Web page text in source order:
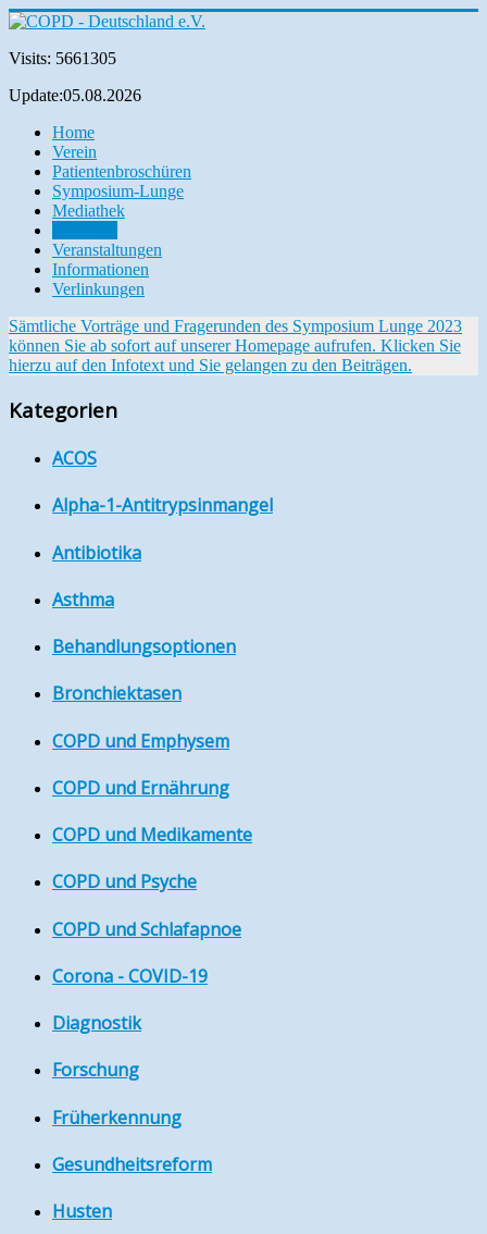
Visits: 5661305
Update:05.08.2026
Home
Verein
Patientenbroschüren
Symposium-Lunge
Mediathek
Veranstaltungen
Informationen
Verlinkungen
Sämtliche Vorträge und Fragerunden des Symposium Lunge 2023
können Sie ab sofort auf unserer Homepage aufrufen. Klicken Sie
hierzu auf den Infotext und Sie gelangen zu den Beiträgen.
Kategorien
ACOS
Alpha-1-Antitrypsinmangel
Antibiotika
Asthma
Behandlungsoptionen
Bronchiektasen
COPD und Emphysem
COPD und Ernährung
COPD und Medikamente
COPD und Psyche
COPD und Schlafapnoe
Corona - COVID-19
Diagnostik
Forschung
Früherkennung
Gesundheitsreform
Husten